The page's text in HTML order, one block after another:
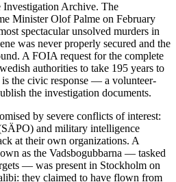
Investigation Archive. The
Minister Olof Palme on February
spectacular unsolved murders in
was never properly secured and the
A FOIA request for the complete
authorities to take 195 years to
the civic response — a volunteer-
the investigation documents.
by severe conflicts of interest:
and military intelligence
at their own organizations. A
as the Vadsbogubbarna — tasked
— was present in Stockholm on
they claimed to have flown from